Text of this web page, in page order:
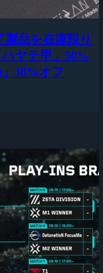
製品を在庫限り
ヤテ甲」50%
30%オフ